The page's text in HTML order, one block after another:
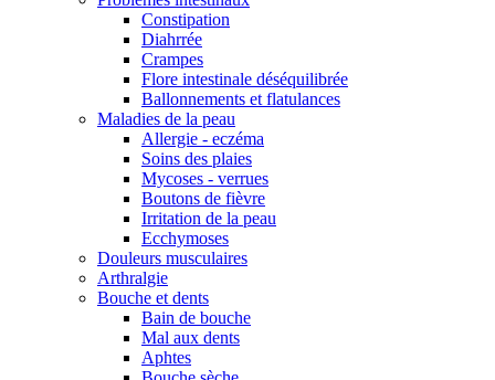
Constipation
Diahrrée
Crampes
Flore intestinale déséquilibrée
Ballonnements et flatulances
Maladies de la peau
Allergie - eczéma
Soins des plaies
Mycoses - verrues
Boutons de fièvre
Irritation de la peau
Ecchymoses
Douleurs musculaires
Arthralgie
Bouche et dents
Bain de bouche
Mal aux dents
Aphtes